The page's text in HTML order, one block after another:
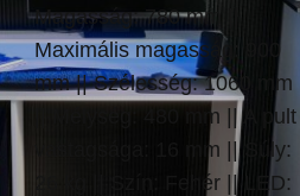
Magasság: 780 mm ||
Maximális magasság: 900
mm || Szélesség: 1060 mm
|| Mélység: 480 mm || A pult
vastagsága: 16 mm || Súly:
26 kg || Szín: Fehér || LED: